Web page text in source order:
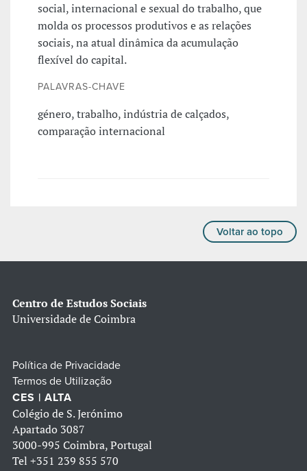
social, internacional e sexual do trabalho, que
molda os processos produtivos e as relações
sociais, na atual dinâmica da acumulação
flexível do capital.
PALAVRAS-CHAVE
género, trabalho, indústria de calçados,
comparação internacional
Voltar ao topo
Centro de Estudos Sociais
Universidade de Coimbra
Política de Privacidade
Termos de Utilização
CES | ALTA
Colégio de S. Jerónimo
Apartado 3087
3000-995 Coimbra, Portugal
Tel +351 239 855 570